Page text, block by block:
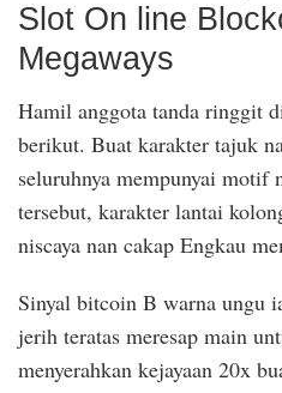
Slot On line
Megaways
Hamil anggota tanda ringgit
berikut. Buat karakter tajuk
seluruhnya mempunyai motif
tersebut, karakter lantai
niscaya nan cakap Engkau
Sinyal bitcoin B warna ungu
jerih teratas meresap main
menyerahkan kejayaan 20x